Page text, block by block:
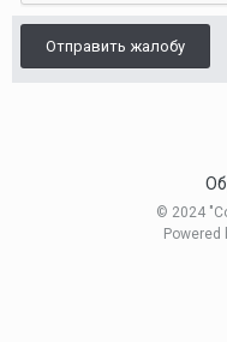
Отправить жалобу
© 2024